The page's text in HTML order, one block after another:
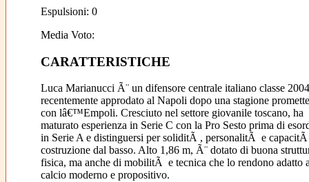
Espulsioni: 0
Media Voto:
CARATTERISTICHE
Luca Marianucci Ã¨ un difensore centrale italiano classe
recentemente approdato al Napoli dopo una stagione
con lâ€™Empoli. Cresciuto nel settore giovanile toscano, ha
maturato esperienza in Serie C con la Pro Sesto prima di
in Serie A e distinguersi per soliditÃ , personalitÃ e
costruzione dal basso. Alto 1,86 m, Ã¨ dotato di buona
fisica, ma anche di mobilitÃ e tecnica che lo rendono adatto
calcio moderno e propositivo.